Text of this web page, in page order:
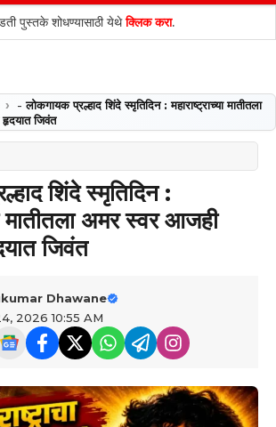
पुस्तके शोधण्यासाठी येथेक्लिक करा.
-लोकगायक प्रल्हाद शिंदे स्मृतिदिन : महाराष्ट्राच्या मातीतला
जिवंत
शिंदे स्मृतिदिन :
मातीतला अमर स्वर आजही
जिवंत
Dhawane
2026 10:55 AM